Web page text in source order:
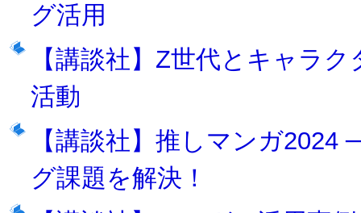
グ活用
【講談社】Z世代とキャラ
活動
【講談社】推しマンガ
グ課題を解決！